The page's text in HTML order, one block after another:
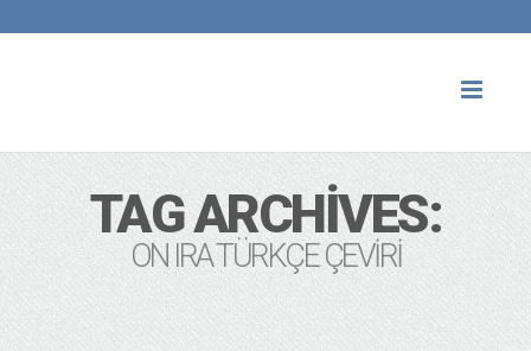
TAG ARCHIVES:
ON IRA TÜRKÇE ÇEVIRI